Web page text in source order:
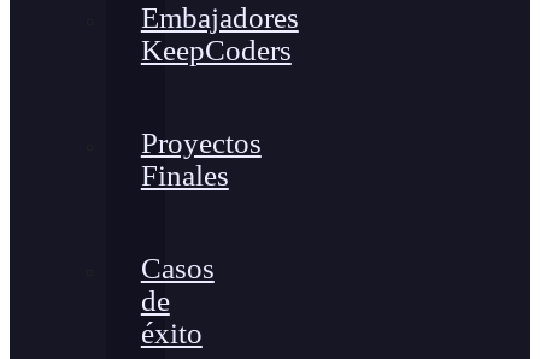
Embajadores
KeepCoders
Proyectos
Finales
Casos
de
éxito